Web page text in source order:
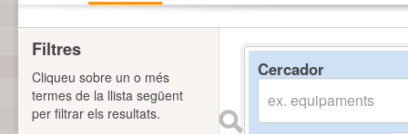
Cercador
Filtres
Cliqueu sobre un o més
termes de la llista següent
per filtrar els resultats.